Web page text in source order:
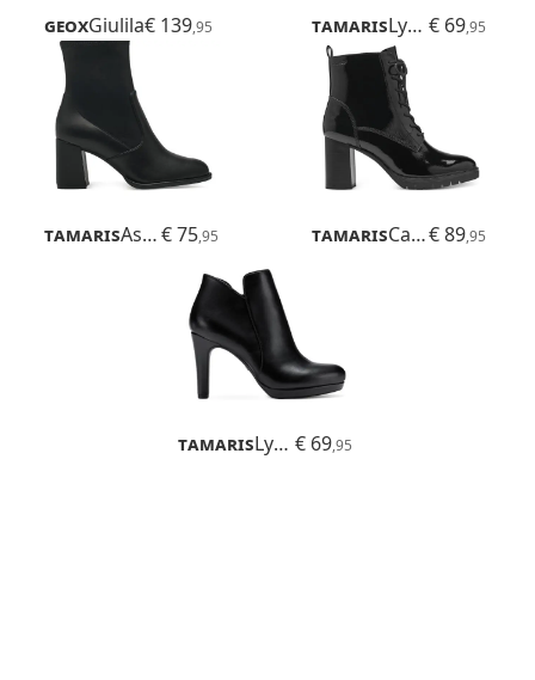
GeoxGiulila€ 139,95 Tamaris Lycoris € 69,95
Tamaris Aspasia€ 75,95 Tamaris Carila€ 89,95
Tamaris Lycoris € 69,95